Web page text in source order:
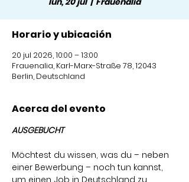
Horario y ubicación
20 jul 2026, 10:00 – 13:00
Frauenalia, Karl-Marx-Straße 78, 12043
Berlin, Deutschland
Acerca del evento
AUSGEBUCHT
Möchtest du wissen, was du – neben
einer Bewerbung – noch tun kannst,
um einen Job in Deutschland zu